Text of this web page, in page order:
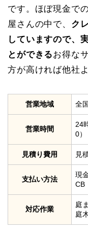
です。ほぼ現金で
屋さんの中で、 ク
していますので、
とができるお得な
方が高ければ他社
営業地域 全国
営業時間
24
0）
見積り費用 見
支払い方法
現
CB
対応作業
庭
庭